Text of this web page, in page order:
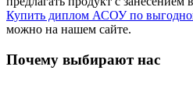
Купить диплом АСОУ по
можно на нашем сайте.
Почему выбирают нас